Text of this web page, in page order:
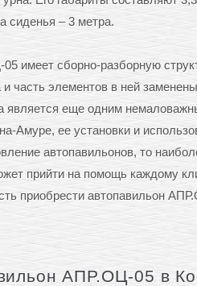
сиденья – 3 метра.
имеет сборно-разборную
и часть элементов в ней
является еще одним
Амуре, ее установки и
автопавильонов, то
прийти на помощь каждому
приобрести автопавильон
АПР.ОЦ-05 в